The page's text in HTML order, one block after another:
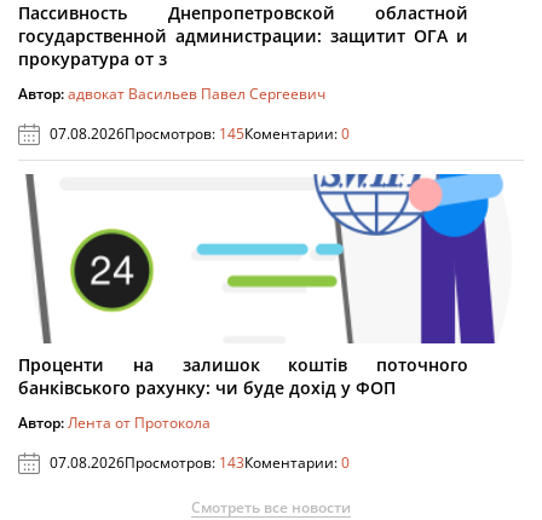
Пассивность Днепропетровской областной
государственной администрации: защитит ОГА и
прокуратура от з
Автор:адвокат Васильев Павел Сергеевич
07.08.2026Просмотров: 145Коментарии:0
Проценти на залишок коштів поточного
банківського рахунку: чи буде дохід у ФОП
Автор:Лента от Протокола
07.08.2026Просмотров: 143Коментарии:0
Смотреть все новости